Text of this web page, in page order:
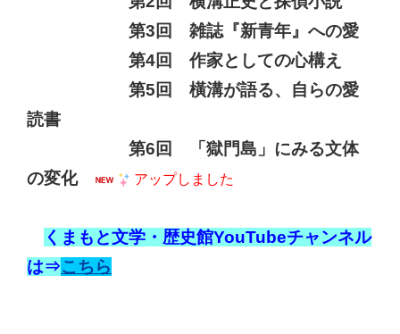
第3回 雑誌『新青年』への愛
第4回 作家としての心構え
第5回 橫溝が語る、自らの愛
読書
第6回 「獄門島」にみる文体
の変化
アップしました
くまもと文学・歴史館YouTubeチャンネル
は⇒こちら